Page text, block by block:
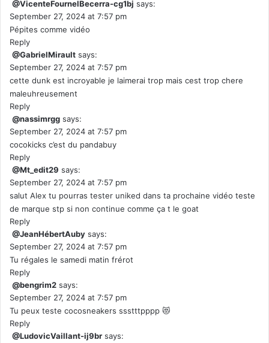
@VicenteFournelBecerra-cg1bj says:
September 27, 2024 at 7:57 pm
Pépites comme vidéo
Reply
@GabrielMirault says:
September 27, 2024 at 7:57 pm
cette dunk est incroyable je laimerai trop mais cest trop chere
maleuhreusement
Reply
@nassimrgg says:
September 27, 2024 at 7:57 pm
cocokicks c’est du pandabuy
Reply
@Mt_edit29 says:
September 27, 2024 at 7:57 pm
salut Alex tu pourras tester uniked dans ta prochaine vidéo teste
de marque stp si non continue comme ça t le goat
Reply
@JeanHébertAuby says:
September 27, 2024 at 7:57 pm
Tu régales le samedi matin frérot
Reply
@bengrim2 says:
September 27, 2024 at 7:57 pm
Tu peux teste cocosneakers ssstttpppp 😻
Reply
@LudovicVaillant-ij9br says: